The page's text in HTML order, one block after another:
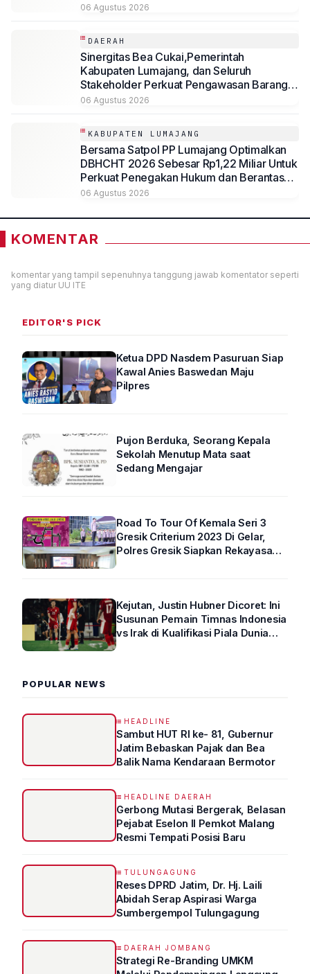
Kesejahteraan Masyarakat
06 Agustus 2026
DAERAH
Sinergitas Bea Cukai,Pemerintah
Kabupaten Lumajang, dan Seluruh
Stakeholder Perkuat Pengawasan Barang
Kena Cukai Ilegal Melalui Pemanfaatan
06 Agustus 2026
KABUPATEN LUMAJANG
Bersama Satpol PP Lumajang Optimalkan
DBHCHT 2026 Sebesar Rp1,22 Miliar Untuk
Perkuat Penegakan Hukum dan Berantas
Rokok Ilegal
06 Agustus 2026
KOMENTAR
komentar yang tampil sepenuhnya tanggung jawab komentator seperti
yang diatur UU ITE
EDITOR'S PICK
Ketua DPD Nasdem Pasuruan Siap
Kawal Anies Baswedan Maju
Pilpres
Pujon Berduka, Seorang Kepala
Sekolah Menutup Mata saat
Sedang Mengajar
Road To Tour Of Kemala Seri 3
Gresik Criterium 2023 Di Gelar,
Polres Gresik Siapkan Rekayasa
Kejutan, Justin Hubner Dicoret: Ini
Susunan Pemain Timnas Indonesia
vs Irak di Kualifikasi Piala Dunia
POPULAR NEWS
HEADLINE
Sambut HUT RI ke- 81, Gubernur
Jatim Bebaskan Pajak dan Bea
Balik Nama Kendaraan Bermotor
HEADLINE DAERAH
Gerbong Mutasi Bergerak, Belasan
Pejabat Eselon II Pemkot Malang
Resmi Tempati Posisi Baru
TULUNGAGUNG
Reses DPRD Jatim, Dr. Hj. Laili
Abidah Serap Aspirasi Warga
Sumbergempol Tulungagung
DAERAH JOMBANG
Strategi Re-Branding UMKM